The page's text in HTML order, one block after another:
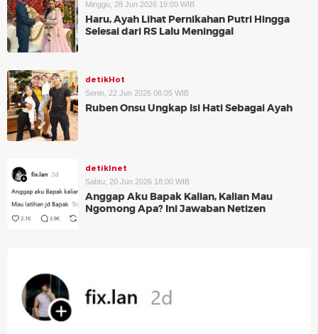
Minggu, 28 Jun 2026 19:00 WIB
Haru, Ayah Lihat Pernikahan Putri Hingga
Selesai dari RS Lalu Meninggal
detikHot
Senin, 22 Jun 2026 08:05 WIB
Ruben Onsu Ungkap Isi Hati Sebagai Ayah
detikInet
Sabtu, 20 Jun 2026 18:00 WIB
Anggap Aku Bapak Kalian, Kalian Mau
Ngomong Apa? Ini Jawaban Netizen